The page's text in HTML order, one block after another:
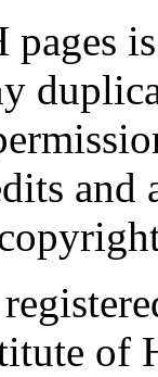
and
of